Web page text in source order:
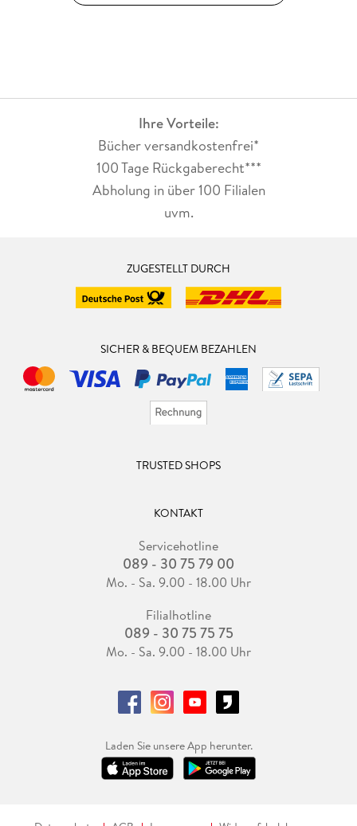
Ihre Vorteile:
Bücher versandkostenfrei*
100 Tage Rückgaberecht***
Abholung in über 100 Filialen
uvm.
ZUGESTELLT DURCH
SICHER & BEQUEM BEZAHLEN
TRUSTED SHOPS
KONTAKT
Servicehotline
089 - 30 75 79 00
Mo. - Sa. 9.00 - 18.00 Uhr
Filialhotline
089 - 30 75 75 75
Mo. - Sa. 9.00 - 18.00 Uhr
Laden Sie unsere App herunter.